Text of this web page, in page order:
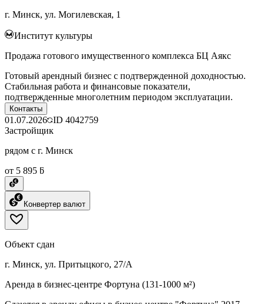
г. Минск, ул. Могилевская, 1
Институт культуры
Продажа готового имущественного комплекса БЦ Аякс
Готовый арендный бизнес с подтвержденной доходностью.
Стабильная работа и финансовые показатели,
подтвержденные многолетним периодом эксплуатации.
Контакты
01.07.2026 ID 4042759
Застройщик
рядом с г. Минск
от 5 895 ƃ
Конвертер валют
Объект сдан
г. Минск, ул. Притыцкого, 27/А
Аренда в бизнес-центре Фортуна (131-1000 м²)